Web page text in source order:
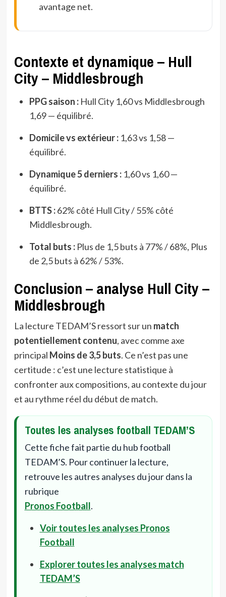
avantage net.
Contexte et dynamique – Hull
City – Middlesbrough
PPG saison :Hull City 1,60 vs Middlesbrough
1,69 — équilibré.
Domicile vs extérieur :1,63 vs 1,58 —
équilibré.
Dynamique 5 derniers :1,60 vs 1,60 —
équilibré.
BTTS :62% côté Hull City / 55% côté
Middlesbrough.
Total buts :Plus de 1,5 buts à 77% / 68%, Plus
de 2,5 buts à 62% / 53%.
Conclusion – analyse Hull City –
Middlesbrough
La lecture TEDAM’S ressort sur un match
potentiellement contenu, avec comme axe
principal Moins de 3,5 buts. Ce n’est pas une
certitude : c’est une lecture statistique à
confronter aux compositions, au contexte du jour
et au rythme réel du début de match.
Toutes les analyses football TEDAM’S
Cette fiche fait partie du hub football
TEDAM’S. Pour continuer la lecture,
retrouve les autres analyses du jour dans la
rubrique
Pronos Football.
Voir toutes les analyses Pronos
Football
Explorer toutes les analyses match
TEDAM’S